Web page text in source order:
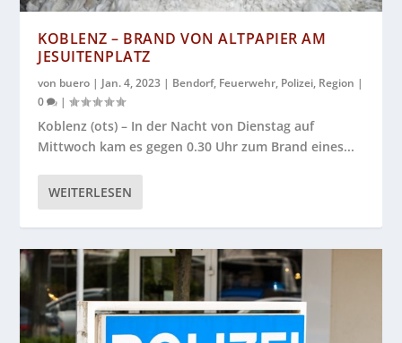
KOBLENZ – BRAND VON ALTPAPIER AM
JESUITENPLATZ
von buero | Jan. 4, 2023 | Bendorf, Feuerwehr, Polizei, Region |
0
|
Koblenz (ots) – In der Nacht von Dienstag auf
Mittwoch kam es gegen 0.30 Uhr zum Brand eines...
WEITERLESEN